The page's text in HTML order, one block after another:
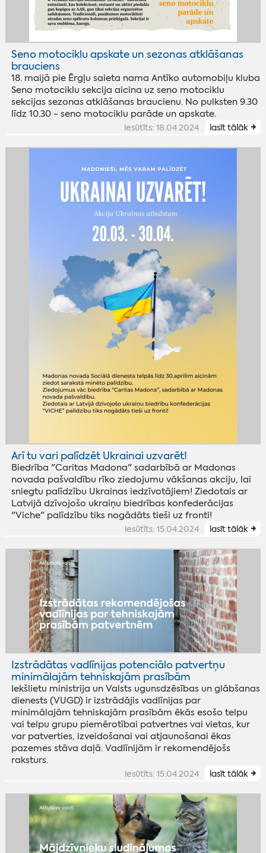
Seno motociklu apskate un sezonas atklāšanas
brauciens
18. maijā pie Ērgļu saieta nama Antīko automobiļu kluba
Seno motociklu sekcija aicina uz seno motociklu
sekcijas sezonas atklāšanas braucienu. No pulksten 9.30
līdz 10.30 - seno motociklu parāde un apskate.
iesūtīts: 18.04.2024 lasīt tālāk
Arī tu vari palīdzēt Ukrainai uzvarēt!
Biedrība "Caritas Madona" sadarbībā ar Madonas
novada pašvaldību rīko ziedojumu vākšanas akciju, lai
sniegtu palīdzību Ukrainas iedzīvotājiem! Ziedotais ar
Latvijā dzīvojošo ukraiņu biedrības konfederācijas
"Viche" palīdzību tiks nogādāts tieši uz fronti!
iesūtīts: 15.04.2024 lasīt tālāk
Izstrādātas vadlīnijas potenciālo patvertņu
minimālajām tehniskajām prasībām
Iekšlietu ministrija un Valsts ugunsdzēsības un glābšanas
dienests (VUGD) ir izstrādājis vadlīnijas par
minimālajām tehniskajām prasībām ēkās esošo telpu
vai telpu grupu piemērotībai patvertnes vai vietas, kur
var patverties, izveidošanai vai atjaunošanai ēkas
pazemes stāva daļā. Vadlīnijām ir rekomendējošs
raksturs.
iesūtīts: 15.04.2024 lasīt tālāk